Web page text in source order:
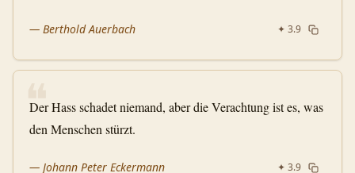
— Berthold Auerbach ✦ 3.9
❝
Der Hass schadet niemand, aber die Verachtung ist es, was
den Menschen stürzt.
— Johann Peter Eckermann ✦ 3.9